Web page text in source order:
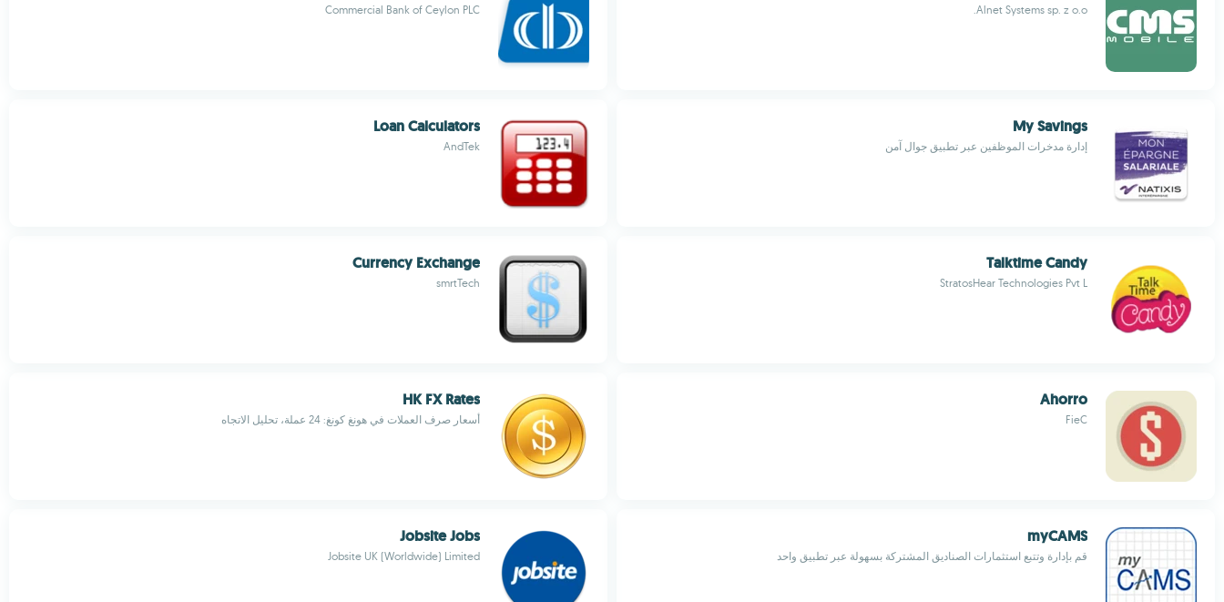
Alnet Systems sp. z o.o.
Commercial Bank of Ceylon PLC
My Savings
إدارة مدخرات الموظفين عبر تطبيق جوال آمن
Loan Calculators
AndTek
Talktime Candy
StratosHear Technologies Pvt L
Currency Exchange
smrtTech
Ahorro
FieC
HK FX Rates
أسعار صرف العملات في هونغ كونغ: 24 عملة، تحليل الاتجاه
myCAMS
قم بإدارة وتتبع استثمارات الصناديق المشتركة بسهولة عبر تطبيق واحد
Jobsite Jobs
Jobsite UK (Worldwide) Limited